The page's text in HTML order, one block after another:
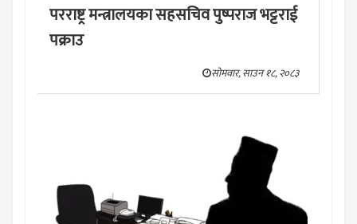
परराष्ट्र मन्त्रालयका सहसचिव पुष्पराज भट्टराई
पक्राउ
सोमवार, साउन १८, २०८३